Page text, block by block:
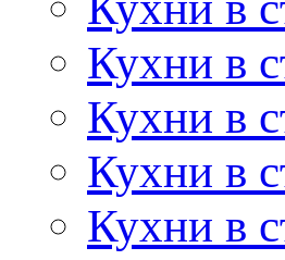
Кухни в
Кухни в
Кухни в
Кухни в